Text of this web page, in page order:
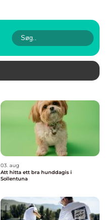
03. aug
Att hitta ett bra hunddagis i
Sollentuna